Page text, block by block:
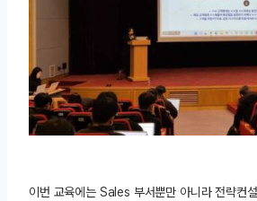
이번 교육에는 Sales 부서뿐만 아니라 전략컨